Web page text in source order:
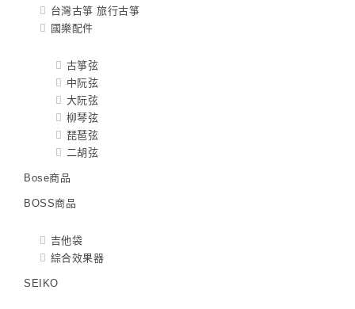
台灣古箏 旅行古箏
國樂配件
古箏弦
中阮弦
大阮弦
柳琴弦
琵琶弦
二胡弦
Bose商品
BOSS商品
吉他袋
綜合效果器
SEIKO